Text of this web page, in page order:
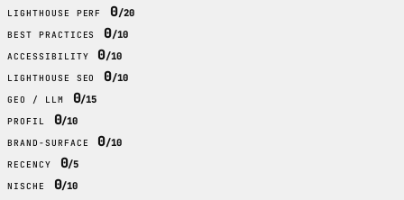
LIGHTHOUSE PERF 0/20
BEST PRACTICES 0/10
ACCESSIBILITY 0/10
LIGHTHOUSE SEO 0/10
GEO / LLM 0/15
PROFIL 0/10
BRAND-SURFACE 0/10
RECENCY 0/5
NISCHE 0/10